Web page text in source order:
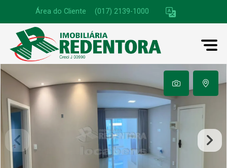
Área do Cliente (017) 2139-1000